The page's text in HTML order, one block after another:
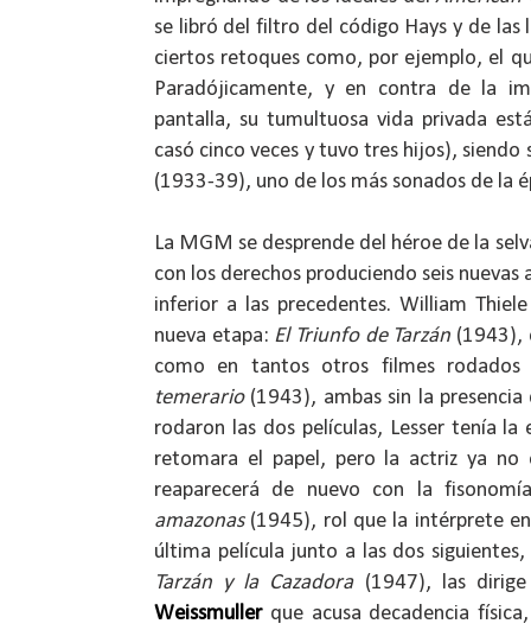
se libró del filtro del código Hays y de las
ciertos retoques como, por ejemplo, el
Paradójicamente, y en contra de la
pantalla, su tumultuosa vida privada
casó cinco veces y tuvo tres hijos),
(1933-39), uno de los más sonados de la
La MGM se desprende del héroe de la
con los derechos produciendo seis nuevas
inferior a las precedentes. William
nueva etapa: El Triunfo de Tarzán (1943),
como en tantos otros filmes
temerario(1943), ambas sin la
rodaron las dos películas, Lesser tenía la
retomara el papel, pero la actriz ya no
reaparecerá de nuevo con la
amazonas(1945), rol que la intérprete
última película junto a las dos siguientes,
Tarzán y la Cazadora(1947), las dirige
Weissmullerque acusa decadencia